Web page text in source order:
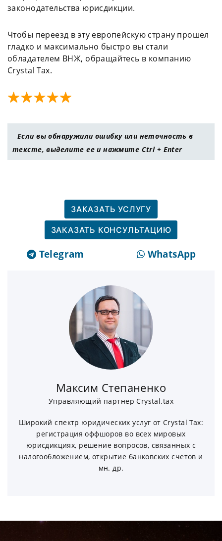
законодательства юрисдикции.
Чтобы переезд в эту европейскую страну прошел
гладко и максимально быстро вы стали
обладателем ВНЖ, обращайтесь в компанию
Crystal Tax.
Если вы обнаружили ошибку или неточность в
тексте, выделите ее и нажмите Ctrl + Enter
ЗАКАЗАТЬ УСЛУГУ
ЗАКАЗАТЬ КОНСУЛЬТАЦИЮ
Telegram WhatsApp
Максим Степаненко
Управляющий партнер Crystal.tax
Широкий спектр юридических услуг от Crystal Tax:
регистрация оффшоров во всех мировых
юрисдикциях, решение вопросов, связанных с
налогообложением, открытие банковских счетов и
мн. др.